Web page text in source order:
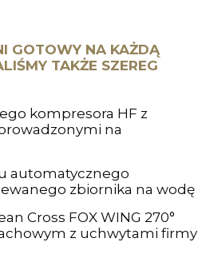
GOTOWY NA KAŻDĄ
TAKŻE SZEREG
kompresora HF z
na
automatycznego
zbiornika na wodę
Cross FOX WING 270°
z uchwytami firmy